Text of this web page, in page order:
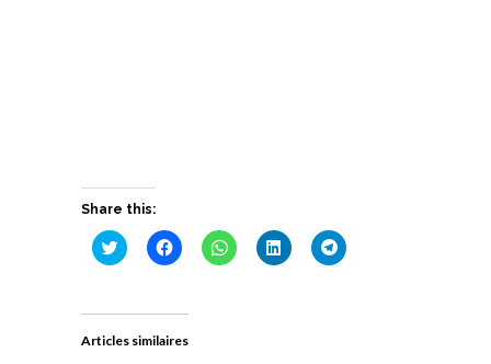
Share this:
Cliquez
pour
dans
nouvelle
Cliquez
pour
dans
nouvelle
Cliquez
pour
Cliquez
pour
Cliquez
pour
Articles similaires